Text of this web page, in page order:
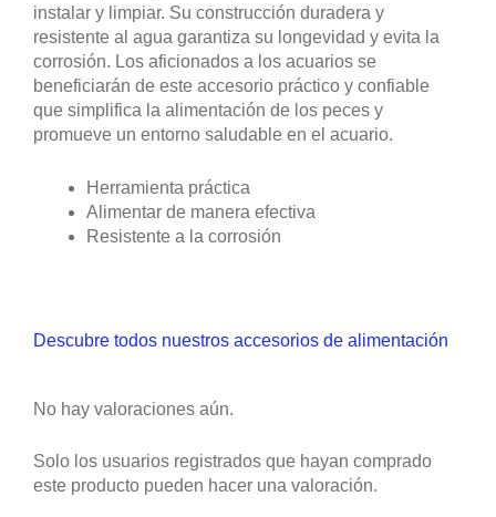
instalar y limpiar. Su construcción duradera y
resistente al agua garantiza su longevidad y evita la
corrosión. Los aficionados a los acuarios se
beneficiarán de este accesorio práctico y confiable
que simplifica la alimentación de los peces y
promueve un entorno saludable en el acuario.
Herramienta práctica
Alimentar de manera efectiva
Resistente a la corrosión
Descubre todos nuestros accesorios de alimentación
No hay valoraciones aún.
Solo los usuarios registrados que hayan comprado
este producto pueden hacer una valoración.